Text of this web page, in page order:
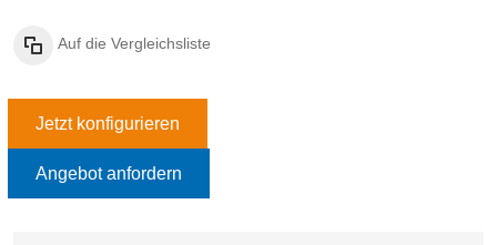
Auf die Vergleichsliste
Jetzt konfigurieren
Angebot anfordern